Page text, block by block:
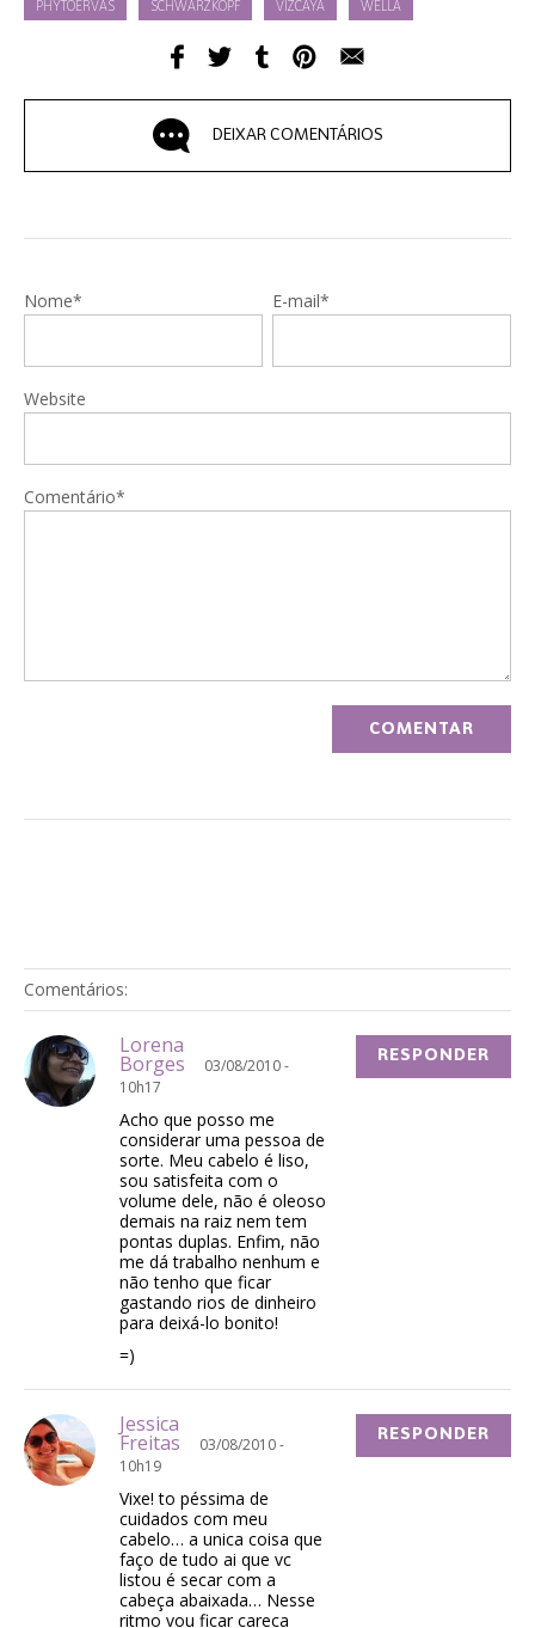
PHYTOERVAS SCHWARZKOPF VIZCAYA WELLA
DEIXAR COMENTÁRIOS
Nome* E-mail*
Website
Comentário*
Comentários:
Lorena
Borges
03/08/2010 -
10h17
Acho que posso me
considerar uma pessoa de
sorte. Meu cabelo é liso,
sou satisfeita com o
volume dele, não é oleoso
demais na raiz nem tem
pontas duplas. Enfim, não
me dá trabalho nenhum e
não tenho que ficar
gastando rios de dinheiro
para deixá-lo bonito!
=)
RESPONDER
Jessica
Freitas
03/08/2010 -
10h19
Vixe! to péssima de
cuidados com meu
cabelo… a unica coisa que
faço de tudo ai que vc
listou é secar com a
cabeça abaixada… Nesse
ritmo vou ficar careca
RESPONDER